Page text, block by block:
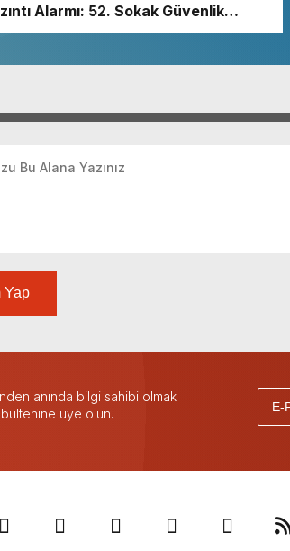
Alarmı: 52. Sokak Güvenlik
Yap
anında bilgi sahibi olmak
üye olun.